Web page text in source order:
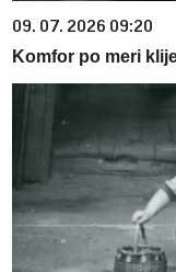
09. 07. 2026 09:20
Komfor po meri